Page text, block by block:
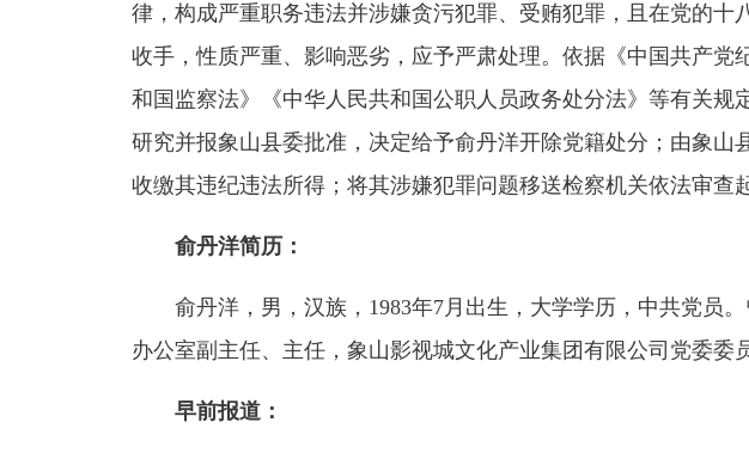
律，构成严重职务违法并涉嫌贪污犯罪、受贿犯罪，且在党的十
收手，性质严重、影响恶劣，应予严肃处理。依据《中国共产党
和国监察法》《中华人民共和国公职人员政务处分法》等有关规
研究并报象山县委批准，决定给予俞丹洋开除党籍处分；由象山
收缴其违纪违法所得；将其涉嫌犯罪问题移送检察机关依法审查
俞丹洋简历：
俞丹洋，男，汉族，1983年7月出生，大学学历，中共党员。
办公室副主任、主任，象山影视城文化产业集团有限公司党委委
早前报道：